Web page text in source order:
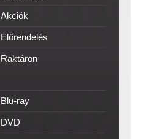
Akciók
Előrendelés
Raktáron
Blu-ray
DVD